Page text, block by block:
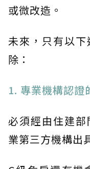
或微改造。
未來，只有以
除：
1. 專業機構認證
必須經由住建
業第三方機構出